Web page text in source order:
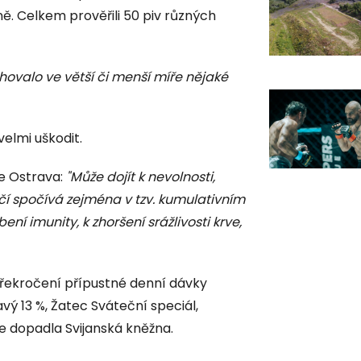
Celkem prověřili 50 piv různých
ve větší či menší míře nějaké
uškodit.
Ostrava: "Může dojít k nevolnosti,
spočívá zejména v tzv. kumulativním
imunity, k zhoršení srážlivosti krve,
přípustné denní dávky
13 %, Žatec Sváteční speciál,
dopadla Svijanská kněžna.